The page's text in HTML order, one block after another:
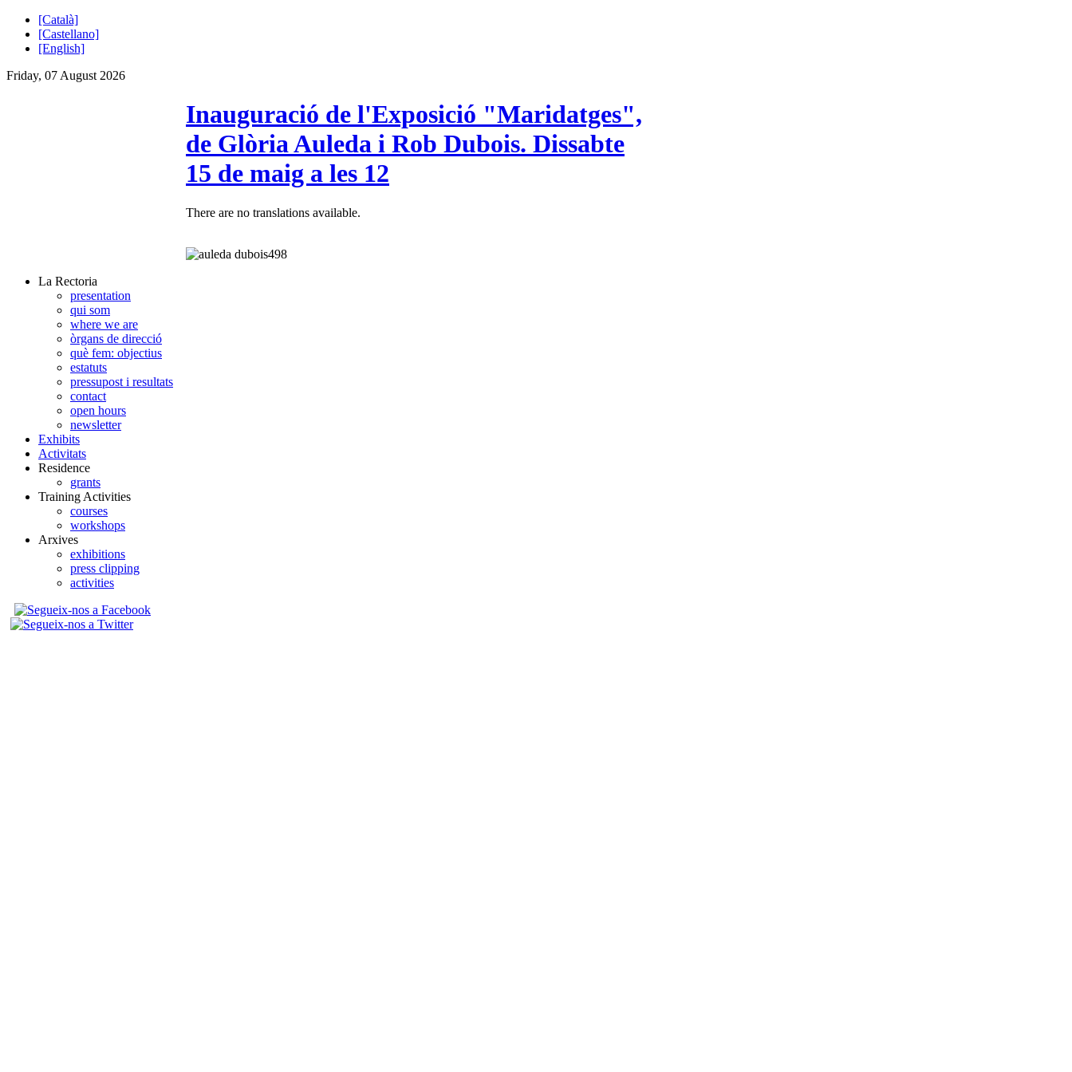
[Català]
[Castellano]
[English]
Friday, 07 August 2026
Inauguració de l'Exposició "Maridatges",
de Glòria Auleda i Rob Dubois. Dissabte
15 de maig a les 12
There are no translations available.
La Rectoria
presentation
qui som
where we are
òrgans de direcció
què fem: objectius
estatuts
pressupost i resultats
contact
open hours
newsletter
Exhibits
Activitats
Residence
grants
Training Activities
courses
workshops
Arxives
exhibitions
press clipping
activities